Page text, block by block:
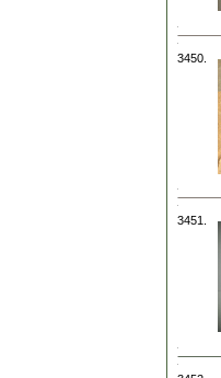
3450.
3451.